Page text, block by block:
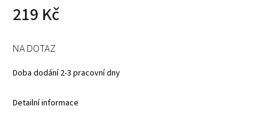
219 Kč
NA DOTAZ
Doba dodání 2-3 pracovní dny
Detailní informace